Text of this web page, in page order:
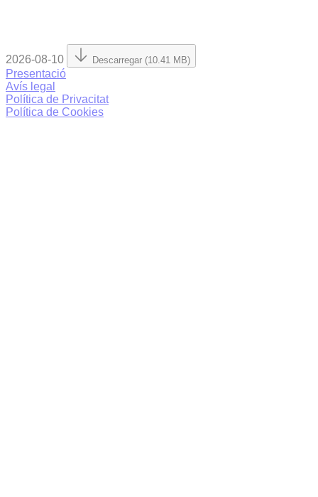
2026-08-10 Descarregar (10.41 MB)
Presentació
Avís legal
Política de Privacitat
Política de Cookies